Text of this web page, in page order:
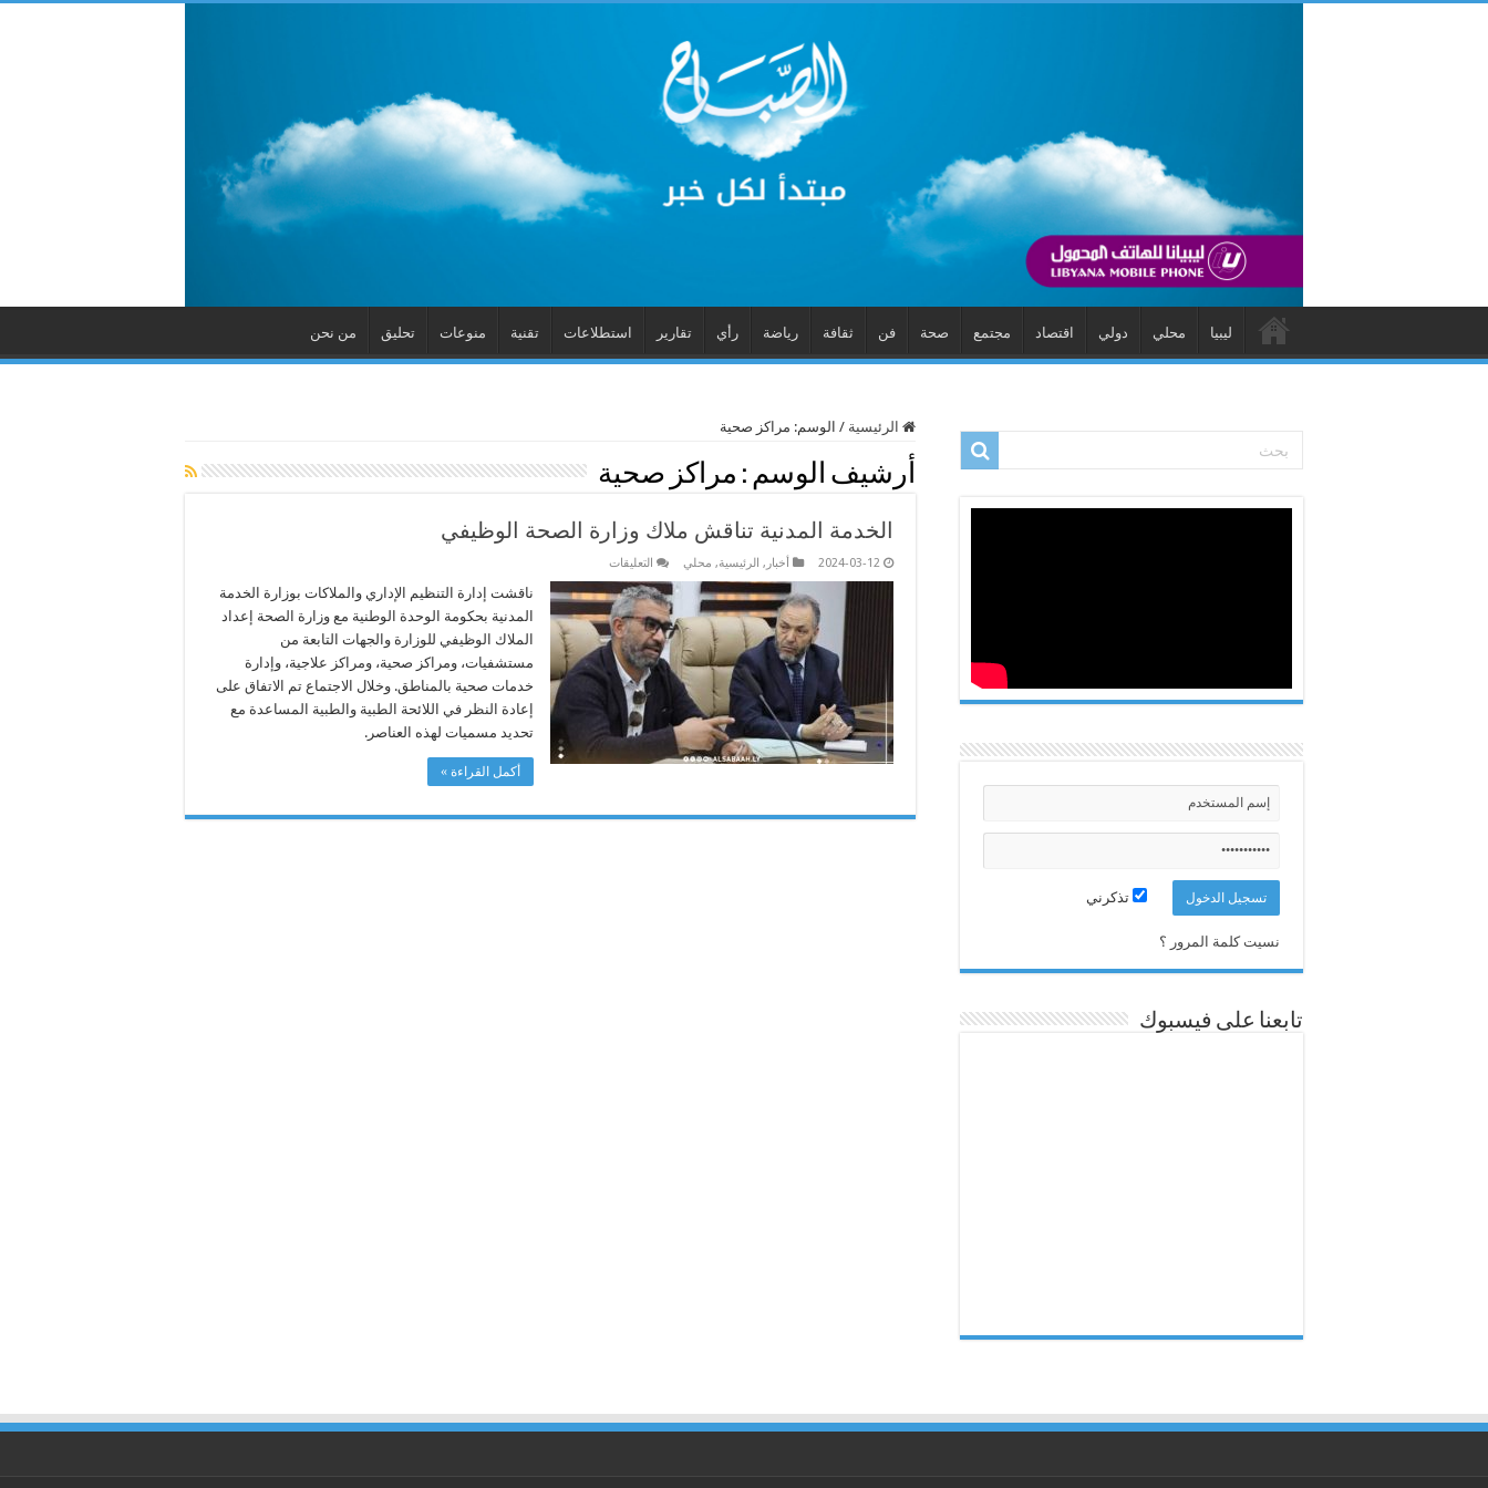
ليبيا محلي دولي اقتصاد مجتمع صحة فن ثقافة رياضة رأي تقارير استطلاعات تقنية منوعات تحليق من نحن
الرئيسية / الوسم: مراكز صحية
أرشيف الوسم : مراكز صحية
الخدمة المدنية تناقش ملاك وزارة الصحة الوظيفي
2024-03-12 أخبار , الرئيسية, محلي التعليقات
المدنية
تناقش
ملاك
وزارة
الصحة
الوظيفي
مغلقة
ناقشت إدارة التنظيم الإداري والملاكات بوزارة الخدمة
المدنية بحكومة الوحدة الوطنية مع وزارة الصحة إعداد
الملاك الوظيفي للوزارة والجهات التابعة من
مستشفيات، ومراكز صحية، ومراكز علاجية، وإدارة
خدمات صحية بالمناطق. وخلال الاجتماع تم الاتفاق على
إعادة النظر في اللائحة الطبية والطبية المساعدة مع
تحديد مسميات لهذه العناصر.
أكمل القراءة »
تذكرني
نسيت كلمة المرور ؟
تابعنا على فيسبوك